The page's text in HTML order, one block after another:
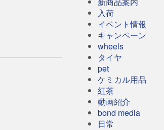
入荷
イベント情報
キャンペーン
wheels
タイヤ
pet
ケミカル用品
紅茶
動画紹介
bond media
日常